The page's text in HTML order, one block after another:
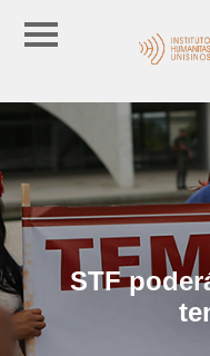
STF